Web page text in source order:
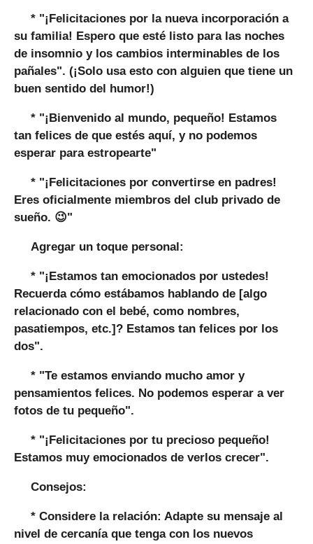
* "¡Felicitaciones por la nueva incorporación a
su familia! Espero que esté listo para las noches
de insomnio y los cambios interminables de los
pañales". (¡Solo usa esto con alguien que tiene un
buen sentido del humor!)
* "¡Bienvenido al mundo, pequeño! Estamos
tan felices de que estés aquí, y no podemos
esperar para estropearte"
* "¡Felicitaciones por convertirse en padres!
Eres oficialmente miembros del club privado de
sueño. 😉"
Agregar un toque personal:
* "¡Estamos tan emocionados por ustedes!
Recuerda cómo estábamos hablando de [algo
relacionado con el bebé, como nombres,
pasatiempos, etc.]? Estamos tan felices por los
dos".
* "Te estamos enviando mucho amor y
pensamientos felices. No podemos esperar a ver
fotos de tu pequeño".
* "¡Felicitaciones por tu precioso pequeño!
Estamos muy emocionados de verlos crecer".
Consejos:
* Considere la relación: Adapte su mensaje al
nivel de cercanía que tenga con los nuevos